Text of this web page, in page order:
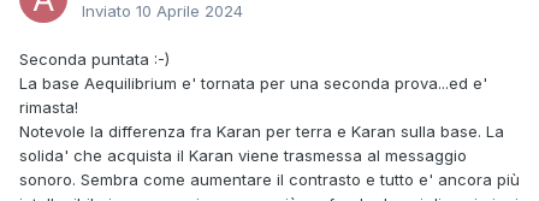
Inviato 10 Aprile 2024
Seconda puntata :-)
La base Aequilibrium e' tornata per una seconda prova...ed e'
rimasta!
Notevole la differenza fra Karan per terra e Karan sulla base. La
solida' che acquista il Karan viene trasmessa al messaggio
sonoro. Sembra come aumentare il contrasto e tutto e' ancora più